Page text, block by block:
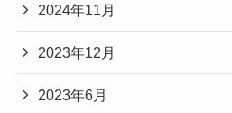
2024年11月
2023年12月
2023年6月